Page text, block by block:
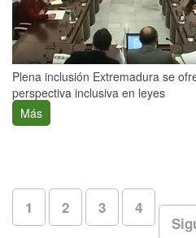
Plena inclusión Extremadura se
perspectiva inclusiva en leyes
Más
1 2 3
4